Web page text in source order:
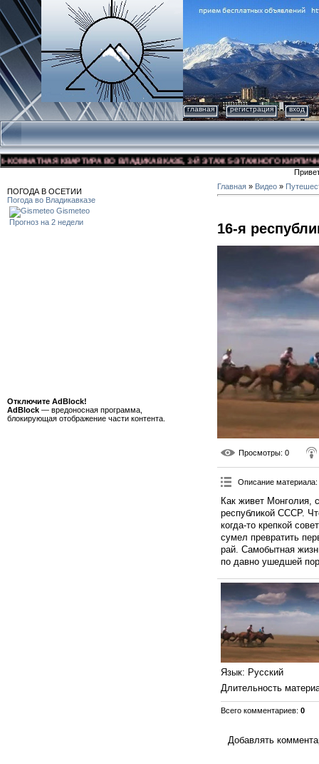
главная регистрация вход
КВАРТИРА ВО ВЛАДИКАВКАЗЕ, 3-Й ЭТАЖ 5-ЭТАЖНОГО
ПОГОДА В ОСЕТИИ
Погода во Владикавказе
Gismeteo
Прогноз на 2 недели
Отключите AdBlock!
AdBlock — вредоносная программа,
блокирующая отображение части контента.
Главная » Видео »
16-я
Просмотры: 0
Описание материала:
Как живет Монголия,
республикой СССР.
когда-то крепкой
сумел превратить
рай. Самобытная
по давно ушедшей
Язык: Русский
Длительность
Всего комментариев: 0
Добавлять